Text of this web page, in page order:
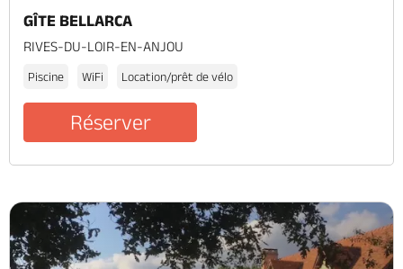
GÎTE BELLARCA
RIVES-DU-LOIR-EN-ANJOU
Piscine WiFi Location/prêt de vélo
Réserver